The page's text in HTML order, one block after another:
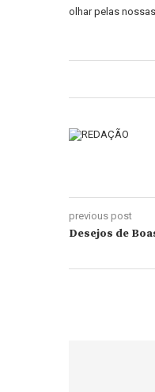
olhar pelas
previous post
Desejos de